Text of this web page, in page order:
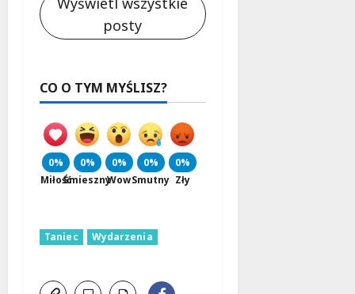
posty
CO O TYM MYŚLISZ?
0%
Miłość
0%
Śmieszny
0%
Wow
0%
Smutny
0%
Zły
Taniec Wydarzenia